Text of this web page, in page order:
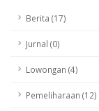
Berita (17)
Jurnal (0)
Lowongan (4)
Pemeliharaan (12)